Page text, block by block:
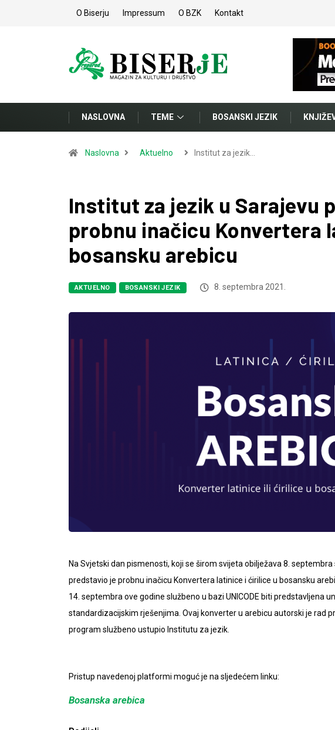
O Biserju Impressum O BZK Kontakt
NASLOVNA TEME BOSANSKI JEZIK
Naslovna Aktuelno Institut za jezik…
Institut za jezik u Sarajevu
probnu inačicu Konvertera
bosansku arebicu
AKTUELNO BOSANSKI JEZIK 8. septembra 2021.
Na Svjetski dan pismenosti, koji se širom svijeta obilježava 8.
predstavio je probnu inačicu Konvertera latinice i ćirilice u bosansku
14. septembra ove godine službeno u bazi UNICODE biti predstavljena
standardizacijskim rješenjima. Ovaj konverter u arebicu autorski je rad
program službeno ustupio Institutu za jezik.
Pristup navedenoj platformi moguć je na sljedećem linku:
Bosanska arebica